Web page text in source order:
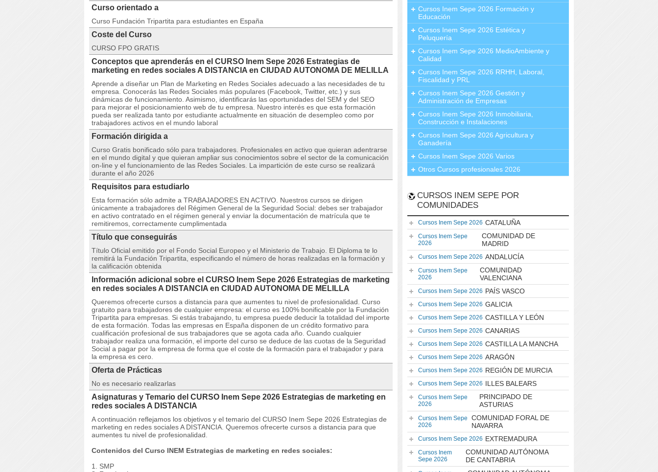
Curso orientado a
Curso Fundación Tripartita para estudiantes en España
Coste del Curso
CURSO FPO GRATIS
Conceptos que aprenderás en el CURSO Inem Sepe 2026 Estrategias de
marketing en redes sociales A DISTANCIA en CIUDAD AUTONOMA DE MELILLA
Aprende a diseñar un Plan de Marketing en Redes Sociales adecuado a las necesidades de tu
empresa. Conocerás las Redes Sociales más populares (Facebook, Twitter, etc.) y sus
dinámicas de funcionamiento. Asimismo, identificarás las oportunidades del SEM y del SEO
para mejorar el posicionamiento web de tu empresa. Nuestro interés es que esta formación
pueda ser realizada tanto por estudiante actualmente en situación de desempleo como por
trabajadores activos en el mundo laboral
Formación dirigida a
Curso Gratis bonificado sólo para trabajadores. Profesionales en activo que quieran adentrarse
en el mundo digital y que quieran ampliar sus conocimientos sobre el sector de la comunicación
on-line y el funcionamiento de las Redes Sociales. La impartición de este curso se realizará
durante el año 2026
Requisitos para estudiarlo
Esta formación sólo admite a TRABAJADORES EN ACTIVO. Nuestros cursos se dirigen
únicamente a trabajadores del Régimen General de la Seguridad Social: debes ser trabajador
en activo contratado en el régimen general y enviar la documentación de matrícula que te
remitiremos, correctamente cumplimentada
Título que conseguirás
Título Oficial emitido por el Fondo Social Europeo y el Ministerio de Trabajo. El Diploma te lo
remitirá la Fundación Tripartita, especificando el número de horas realizadas en la formación y
la calificación obtenida
Información adicional sobre el CURSO Inem Sepe 2026 Estrategias de marketing
en redes sociales A DISTANCIA en CIUDAD AUTONOMA DE MELILLA
Queremos ofrecerte cursos a distancia para que aumentes tu nivel de profesionalidad. Curso
gratuito para trabajadores de cualquier empresa: el curso es 100% bonificable por la Fundación
Tripartita para empresas. Si estás trabajando, tu empresa puede deducir la totalidad del importe
de esta formación. Todas las empresas en España disponen de un crédito formativo para
cualificación profesional de sus trabajadores que se agota cada año. Cuando cualquier
trabajador realiza una formación, el importe del curso se deduce de las cuotas de la Seguridad
Social a pagar por la empresa de forma que el coste de la formación para el trabajador y para
la empresa es cero.
Oferta de Prácticas
No es necesario realizarlas
Asignaturas y Temario del CURSO Inem Sepe 2026 Estrategias de marketing en
redes sociales A DISTANCIA
A continuación reflejamos los objetivos y el temario del CURSO Inem Sepe 2026 Estrategias de
marketing en redes sociales A DISTANCIA. Queremos ofrecerte cursos a distancia para que
aumentes tu nivel de profesionalidad.
Contenidos del Curso INEM Estrategias de marketing en redes sociales:
1. SMP
Cursos Inem Sepe 2026 Formación y
Educación
Cursos Inem Sepe 2026 Estética y
Peluquería
Cursos Inem Sepe 2026 MedioAmbiente y
Calidad
Cursos Inem Sepe 2026 RRHH, Laboral,
Fiscalidad y PRL
Cursos Inem Sepe 2026 Gestión y
Administración de Empresas
Cursos Inem Sepe 2026 Inmobiliaria,
Construcción e Instalaciones
Cursos Inem Sepe 2026 Agricultura y
Ganadería
Cursos Inem Sepe 2026 Varios
Otros Cursos profesionales 2026
CURSOS INEM SEPE POR
COMUNIDADES
Cursos Inem Sepe 2026 CATALUÑA
Cursos Inem Sepe
2026
COMUNIDAD DE
MADRID
Cursos Inem Sepe 2026 ANDALUCÍA
Cursos Inem Sepe
2026
COMUNIDAD
VALENCIANA
Cursos Inem Sepe 2026 PAÍS VASCO
Cursos Inem Sepe 2026 GALICIA
Cursos Inem Sepe 2026 CASTILLA Y LEÓN
Cursos Inem Sepe 2026 CANARIAS
Cursos Inem Sepe 2026 CASTILLA LA MANCHA
Cursos Inem Sepe 2026 ARAGÓN
Cursos Inem Sepe 2026 REGIÓN DE MURCIA
Cursos Inem Sepe 2026 ILLES BALEARS
Cursos Inem Sepe
2026
PRINCIPADO DE
ASTURIAS
Cursos Inem Sepe
2026
COMUNIDAD FORAL DE
NAVARRA
Cursos Inem Sepe 2026 EXTREMADURA
Cursos Inem
Sepe 2026
COMUNIDAD AUTÓNOMA
DE CANTABRIA